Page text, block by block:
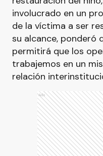
involucrado en un
de la víctima a ser
su alcance, ponderó
permitirá que los
trabajemos en un
relación
Ads